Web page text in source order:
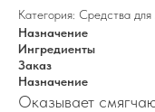
Категория: Средства
Назначение
Ингредиенты
Заказ
Назначение
Оказывает